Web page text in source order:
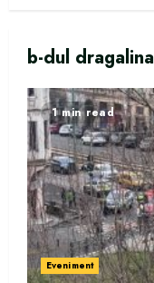
b-dul dragalina
1 min read
Eveniment